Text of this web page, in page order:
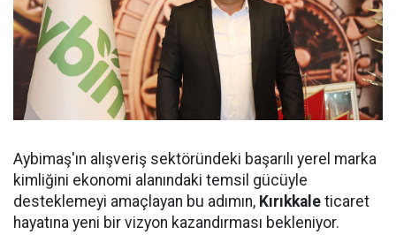
Aybimaş'ın alışveriş sektöründeki başarılı yerel marka
kimliğini ekonomi alanındaki temsil gücüyle
desteklemeyi amaçlayan bu adımın, Kırıkkale ticaret
hayatına yeni bir vizyon kazandırması bekleniyor.